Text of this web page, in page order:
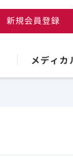
新規会員登録
メディカ